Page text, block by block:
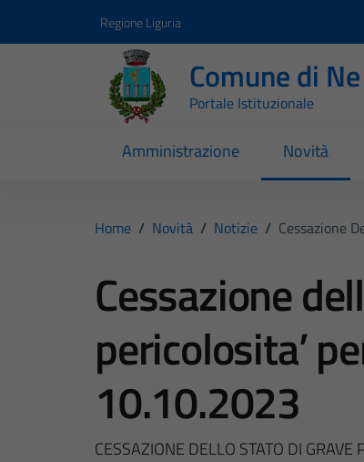
Regione Liguria
Comune di Ne
Portale Istituzionale
Amministrazione Novità
Home / Novità / Notizie / Cessazione
Cessazione
pericolosita’
10.10.2023
CESSAZIONE DELLO STATO DI